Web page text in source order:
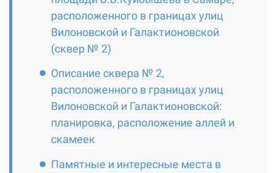
расположенного в границах улиц
Вилоновской и Галактионовской
(сквер № 2)
Описание сквера № 2,
расположенного в границах улиц
Вилоновской и Галактионовской:
планировка, расположение аллей и
скамеек
Памятные и интересные места в